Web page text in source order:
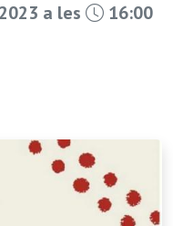
a les
16:00